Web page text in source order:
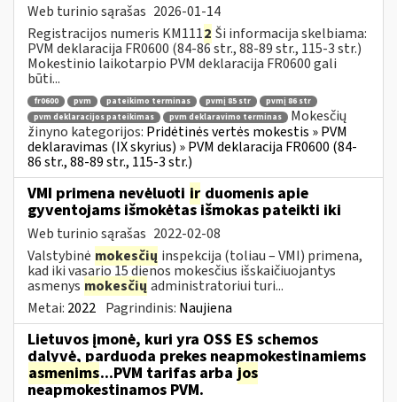
Web turinio sąrašas 2026-01-14
Registracijos numeris KM1112 Ši informacija skelbiama:
PVM deklaracija FR0600 (84-86 str., 88-89 str., 115-3 str.)
Mokestinio laikotarpio PVM deklaracija FR0600 gali
būti...
fr0600 pvm pateikimo terminas pvmį 85 str
pvmį 86 str
pvm deklaracijos pateikimas
pvm deklaravimo terminas
Mokesčių
žinyno kategorijos: Pridėtinės vertės mokestis » PVM
deklaravimas (IX skyrius) » PVM deklaracija FR0600 (84-
86 str., 88-89 str., 115-3 str.)
VMI primena nevėluoti ir duomenis apie
gyventojams išmokėtas išmokas pateikti iki
Web turinio sąrašas 2022-02-08
Valstybinė mokesčių inspekcija (toliau – VMI) primena,
kad iki vasario 15 dienos mokesčius išskaičiuojantys
asmenys mokesčių administratoriui turi...
Metai: 2022 Pagrindinis: Naujiena
Lietuvos įmonė, kuri yra OSS ES schemos
dalyvė, parduoda prekes neapmokestinamiems
asmenims...PVM tarifas arba jos
neapmokestinamos PVM.